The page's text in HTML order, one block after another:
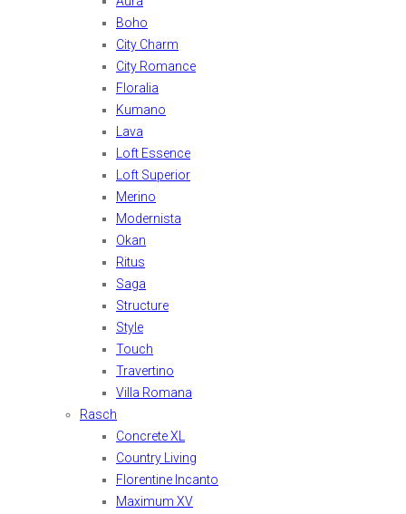
Boho
City Charm
City Romance
Floralia
Kumano
Lava
Loft Essence
Loft Superior
Merino
Modernista
Okan
Ritus
Saga
Structure
Style
Touch
Travertino
Villa Romana
Rasch
Concrete XL
Country Living
Florentine Incanto
Maximum XV